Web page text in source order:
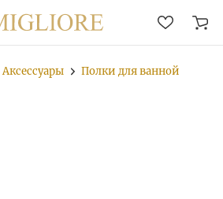
Аксессуары Полки для ванной